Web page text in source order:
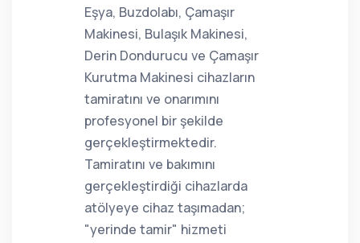
Eşya, Buzdolabı, Çamaşır
Makinesi, Bulaşık Makinesi,
Derin Dondurucu ve Çamaşır
Kurutma Makinesi cihazların
tamiratını ve onarımını
profesyonel bir şekilde
gerçekleştirmektedir.
Tamiratını ve bakımını
gerçekleştirdiği cihazlarda
atölyeye cihaz taşımadan;
"yerinde tamir" hizmeti